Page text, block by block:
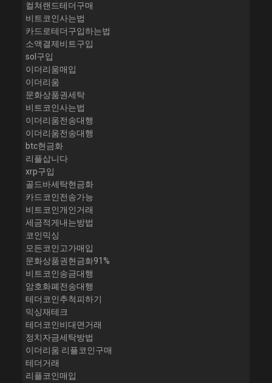
컬쳐랜드테더구매
비트코인사는법
카드로테더구입하는법
소액결제비트구입
sol구입
이더리움매입
이더리움
문화상품권세탁
비트코인사는법
이더리움전송대행
이더리움전송대행
btc현금화
리플삽니다
xrp구입
골드바세탁현금화
카드코인전송가능
비트코인개인거래
세금적게내는방법
코인믹싱
모든코인고가매입
문화상품권현금화91%
비트코인송금대행
암호화폐전송대행
테더코인추척피하기
믹싱재테크
테더코인비대면거래
정치자금세탁방법
이더리움 리플코인구매
테더거래
리플코인매입